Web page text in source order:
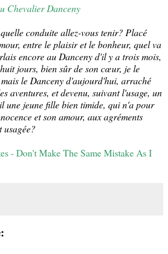
Chevalier Danceny
conduite allez-vous tenir? Placé
entre le plaisir et le bonheur, quel va
encore au Danceny d'il y a trois mois,
jours, bien sûr de son cœur, je le
mais le Danceny d'aujourd'hui, arraché
aventures, et devenu, suivant l'usage, un
une jeune fille bien timide, qui n'a pour
et son amour, aux agréments
usagée?
- Don't Make The Same Mistake As I